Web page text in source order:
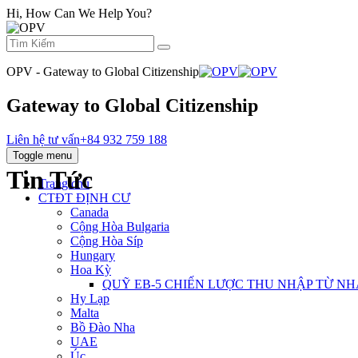
Hi, How Can We Help You?
OPV - Gateway to Global Citizenship
Gateway to Global Citizenship
Liên hệ tư vấn+84 932 759 188
Toggle menu
Trang chủ
CTĐT ĐỊNH CƯ
Canada
Cộng Hòa Bulgaria
Cộng Hòa Síp
Hungary
Hoa Kỳ
QUỸ EB‐5 CHIẾN LƯỢC THU NHẬP TỪ
Hy Lạp
Malta
Bồ Đào Nha
UAE
Tin Tức